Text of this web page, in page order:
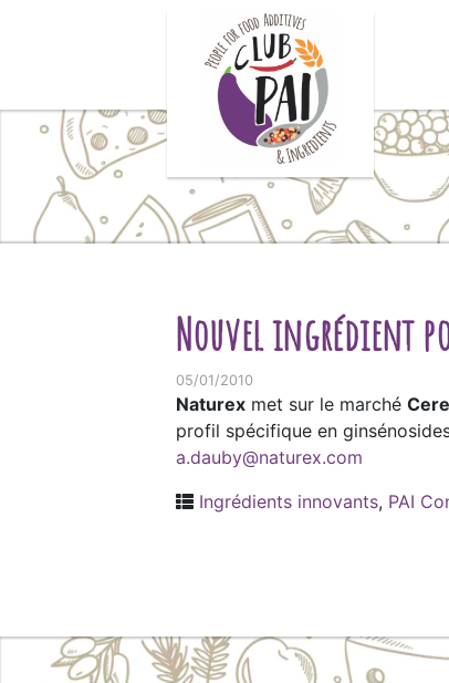
Nouvel ingrédient
05/01/2010
Naturex met sur le marché
profil spécifique en
a.dauby@naturex.com
Ingrédients innovants, PAI